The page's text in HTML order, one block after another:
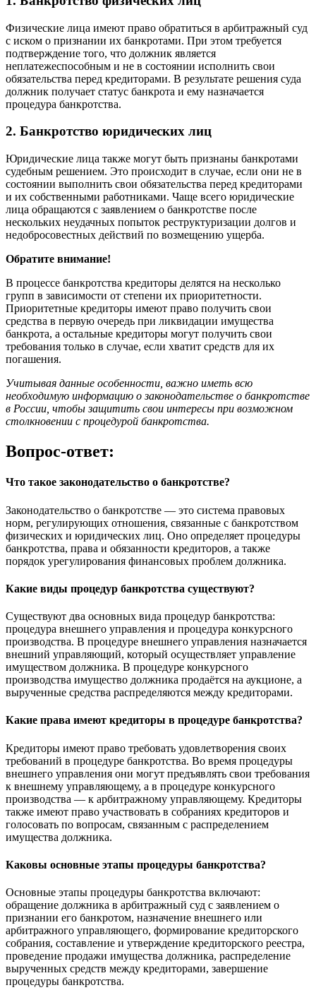
Физические лица имеют право обратиться в арбитражный суд
с иском о признании их банкротами. При этом требуется
подтверждение того, что должник является
неплатежеспособным и не в состоянии исполнить свои
обязательства перед кредиторами. В результате решения суда
должник получает статус банкрота и ему назначается
процедура банкротства.
2. Банкротство юридических лиц
Юридические лица также могут быть признаны банкротами
судебным решением. Это происходит в случае, если они не в
состоянии выполнить свои обязательства перед кредиторами
и их собственными работниками. Чаще всего юридические
лица обращаются с заявлением о банкротстве после
нескольких неудачных попыток реструктуризации долгов и
недобросовестных действий по возмещению ущерба.
Обратите внимание!
В процессе банкротства кредиторы делятся на несколько
групп в зависимости от степени их приоритетности.
Приоритетные кредиторы имеют право получить свои
средства в первую очередь при ликвидации имущества
банкрота, а остальные кредиторы могут получить свои
требования только в случае, если хватит средств для их
погашения.
Учитывая данные особенности, важно иметь всю
необходимую информацию о законодательстве о банкротстве
в России, чтобы защитить свои интересы при возможном
столкновении с процедурой банкротства.
Вопрос-ответ:
Что такое законодательство о банкротстве?
Законодательство о банкротстве — это система правовых
норм, регулирующих отношения, связанные с банкротством
физических и юридических лиц. Оно определяет процедуры
банкротства, права и обязанности кредиторов, а также
порядок урегулирования финансовых проблем должника.
Какие виды процедур банкротства существуют?
Существуют два основных вида процедур банкротства:
процедура внешнего управления и процедура конкурсного
производства. В процедуре внешнего управления назначается
внешний управляющий, который осуществляет управление
имуществом должника. В процедуре конкурсного
производства имущество должника продаётся на аукционе, а
вырученные средства распределяются между кредиторами.
Какие права имеют кредиторы в процедуре банкротства?
Кредиторы имеют право требовать удовлетворения своих
требований в процедуре банкротства. Во время процедуры
внешнего управления они могут предъявлять свои требования
к внешнему управляющему, а в процедуре конкурсного
производства — к арбитражному управляющему. Кредиторы
также имеют право участвовать в собраниях кредиторов и
голосовать по вопросам, связанным с распределением
имущества должника.
Каковы основные этапы процедуры банкротства?
Основные этапы процедуры банкротства включают:
обращение должника в арбитражный суд с заявлением о
признании его банкротом, назначение внешнего или
арбитражного управляющего, формирование кредиторского
собрания, составление и утверждение кредиторского реестра,
проведение продажи имущества должника, распределение
вырученных средств между кредиторами, завершение
процедуры банкротства.